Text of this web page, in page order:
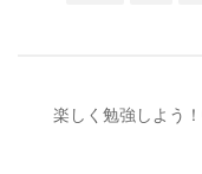
楽しく勉強しよう